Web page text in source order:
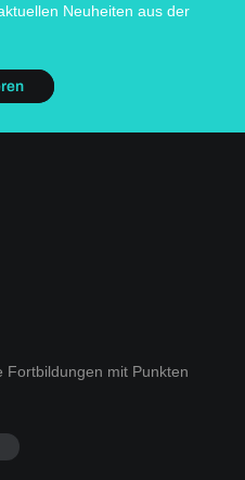
Neuheiten aus der
Fortbildungen mit Punkten